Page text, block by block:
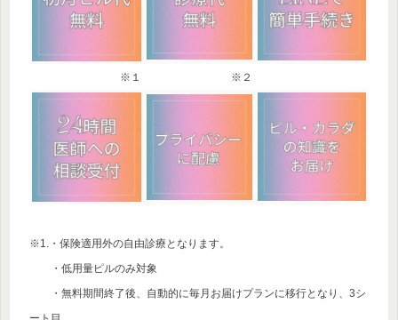
※１ ※２
※1.・保険適用外の自由診療となります。
・低用量ピルのみ対象
・無料期間終了後、自動的に毎月お届けプランに移行となり、3シ